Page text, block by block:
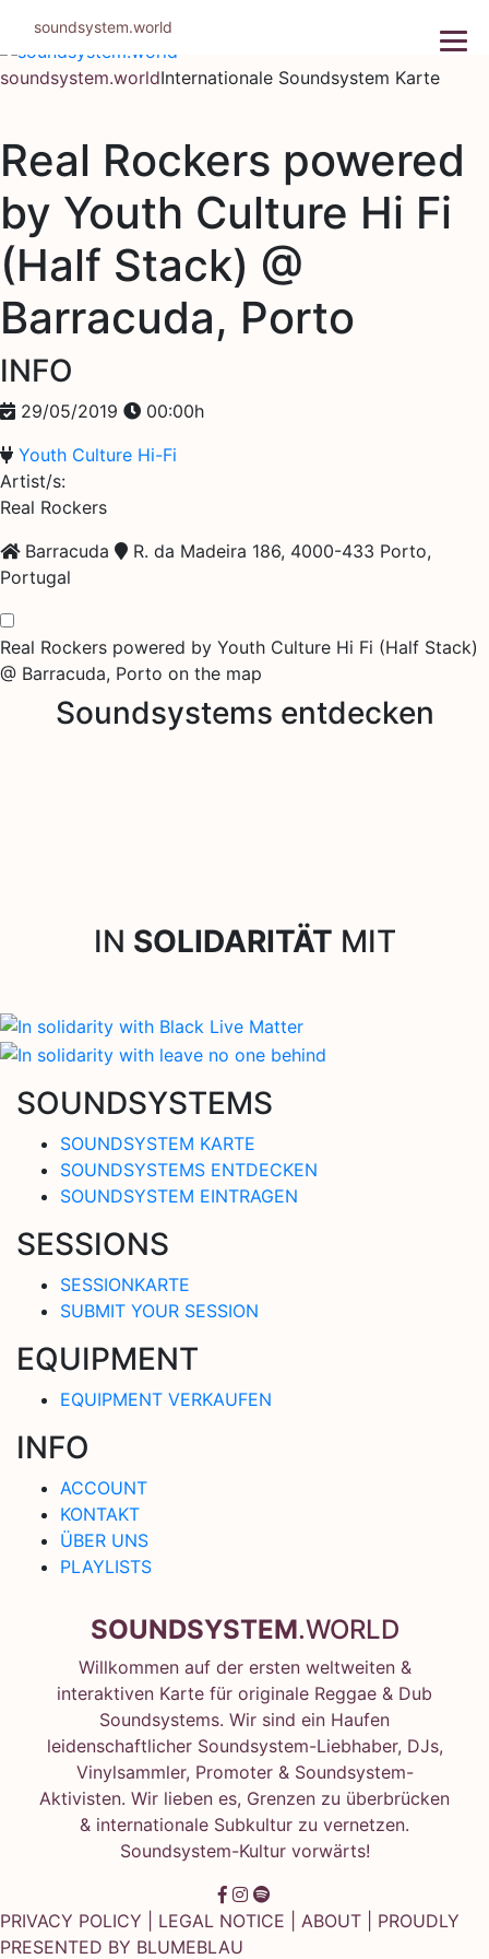
Inhalt
springen
soundsystem.worldInternationale Soundsystem Karte
Real Rockers powered
by Youth Culture Hi Fi
(Half Stack) @
Barracuda, Porto
INFO
29/05/2019
00:00h
Youth Culture Hi-Fi
Artist/s:
Real Rockers
Barracuda
R. da Madeira 186, 4000-433 Porto,
Portugal
Real Rockers powered by Youth Culture Hi Fi (Half Stack)
@ Barracuda, Porto on the map
Soundsystems entdecken
IN SOLIDARITÄT MIT
SOUNDSYSTEMS
SOUNDSYSTEM KARTE
SOUNDSYSTEMS ENTDECKEN
SOUNDSYSTEM EINTRAGEN
SESSIONS
SESSIONKARTE
SUBMIT YOUR SESSION
EQUIPMENT
EQUIPMENT VERKAUFEN
INFO
ACCOUNT
KONTAKT
ÜBER UNS
PLAYLISTS
SOUNDSYSTEM.WORLD
Willkommen auf der ersten weltweiten &
interaktiven Karte für originale Reggae & Dub
Soundsystems. Wir sind ein Haufen
leidenschaftlicher Soundsystem-Liebhaber, DJs,
Vinylsammler, Promoter & Soundsystem-
Aktivisten. Wir lieben es, Grenzen zu überbrücken
& internationale Subkultur zu vernetzen.
Soundsystem-Kultur vorwärts!
PRIVACY POLICY LEGAL NOTICE ABOUT | PROUDLY
PRESENTED BY BLUMEBLAU
soundsystem.world